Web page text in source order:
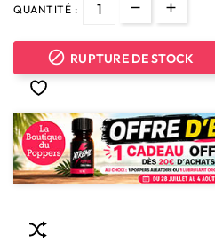
QUANTITÉ :
 RUPTURE DE STOCK